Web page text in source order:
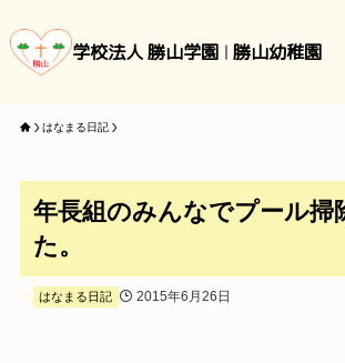
学校法人 勝山学園 勝山幼稚園
はなまる日記
年長組のみんなでプール掃
た。
はなまる日記 2015年6月26日